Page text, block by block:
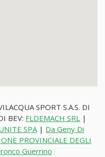
SPORT S.A.S. DI
BEV: FLDEMACH SRL |
SPA| Da Geny Di
PROVINCIALE DEGLI
Guerrino